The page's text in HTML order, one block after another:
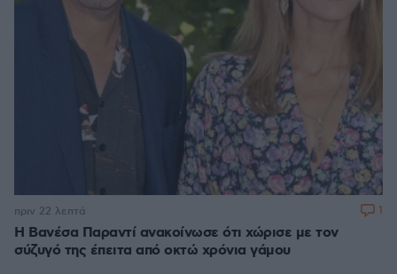
Η Βανέσα Παραντί ανακοίνωσε ότι χώρισε με τον
σύζυγό της έπειτα από οκτώ χρόνια γάμου
πριν 22 λεπτά 1